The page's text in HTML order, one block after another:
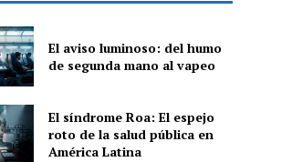
El aviso luminoso: del humo
de segunda mano al vapeo
El síndrome Roa: El espejo
roto de la salud pública en
América Latina